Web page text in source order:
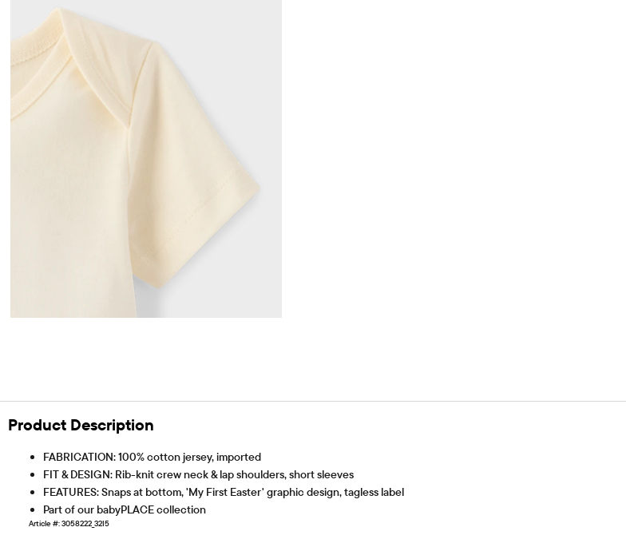
Product Description
FABRICATION: 100% cotton jersey, imported
FIT & DESIGN: Rib-knit crew neck & lap shoulders, short sleeves
FEATURES: Snaps at bottom, 'My First Easter' graphic design, tagless label
Part of our babyPLACE collection
Article #: 3058222_32I5